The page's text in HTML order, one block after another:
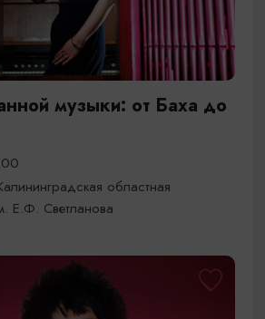
музыки: от Баха до
областная
Е.Ф. Светланова